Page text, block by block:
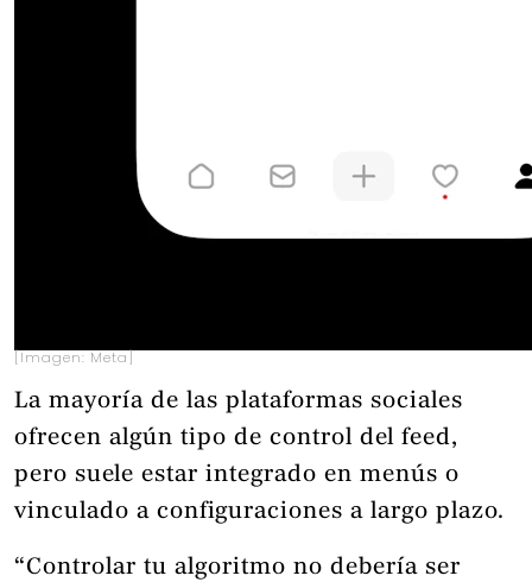
[Imagen: Meta]
La mayoría de las plataformas sociales
ofrecen algún tipo de control del feed,
pero suele estar integrado en menús o
vinculado a configuraciones a largo plazo.
“Controlar tu algoritmo no debería ser